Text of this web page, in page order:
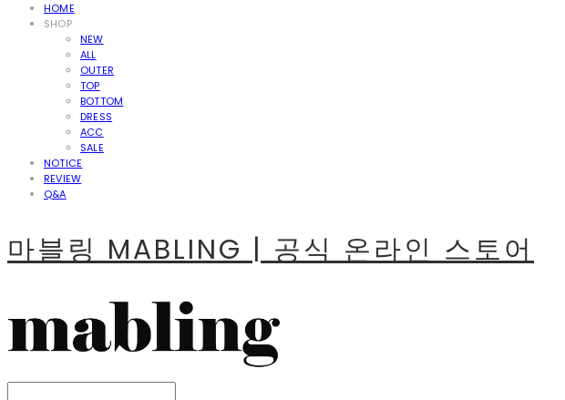
HOME
SHOP
NEW
ALL
OUTER
TOP
BOTTOM
DRESS
ACC
SALE
NOTICE
REVIEW
Q&A
마블링 MABLING | 공식 온라인 스토어